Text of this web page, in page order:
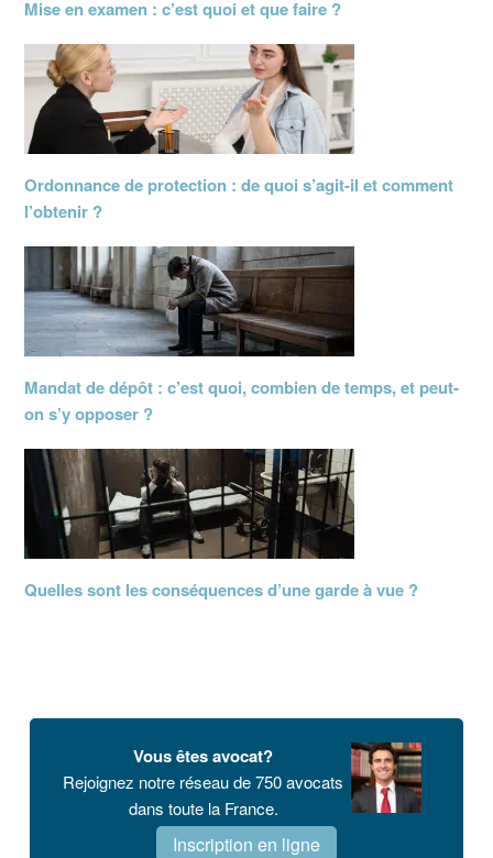
Mise en examen : c’est quoi et que faire ?
Ordonnance de protection : de quoi s’agit-il et comment
l’obtenir ?
Mandat de dépôt : c’est quoi, combien de temps, et peut-
on s’y opposer ?
Quelles sont les conséquences d’une garde à vue ?
Vous êtes avocat?
Rejoignez notre réseau de 750 avocats
dans toute la France.
Inscription en ligne